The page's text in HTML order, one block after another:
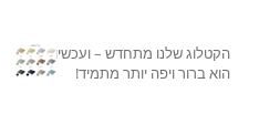
הקטלוג שלנו מתחדש – ועכשיו
הוא ברור ויפה יותר מתמיד!